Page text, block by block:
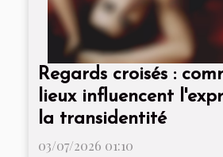
Regards croisés :
lieux influencent
la transidentité
03/07/2026 01:10